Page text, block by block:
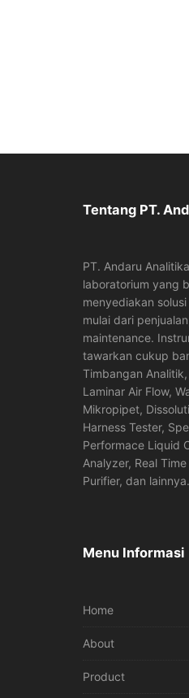
Tentang PT.
PT. Andaru
laboratorium yang
menyediakan
mulai dari
maintenance.
tawarkan cukup
Timbangan
Laminar Air Flow,
Mikropipet,
Harness Tester,
Performace Liquid
Analyzer, Real
Purifier, dan lainnya.
Menu Informasi
Home
About
Product